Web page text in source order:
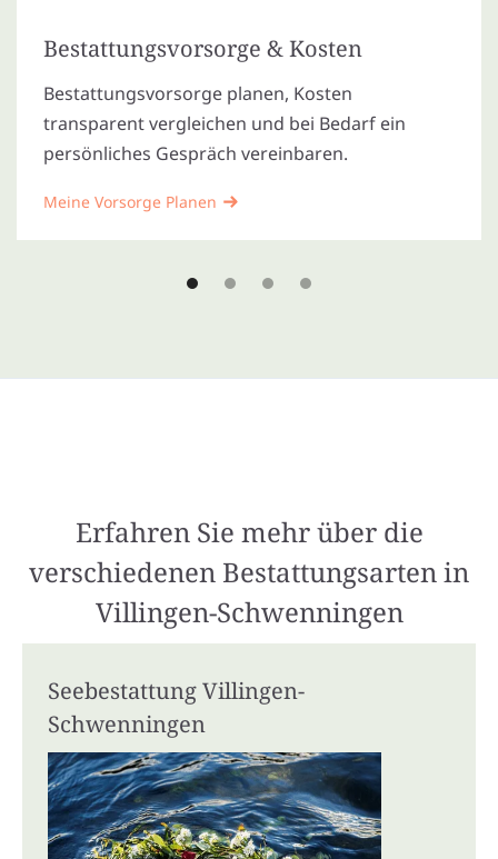
Bestattungsvorsorge & Kosten
Bestattungsvorsorge planen, Kosten
transparent vergleichen und bei Bedarf ein
persönliches Gespräch vereinbaren.
Meine Vorsorge Planen
Erfahren Sie mehr über die
verschiedenen Bestattungsarten in
Villingen-Schwenningen
Seebestattung Villingen-
Schwenningen